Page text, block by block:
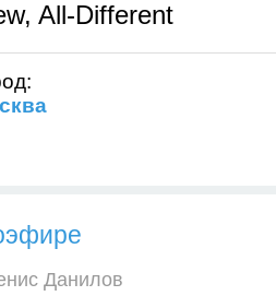
All-Different
Данилов